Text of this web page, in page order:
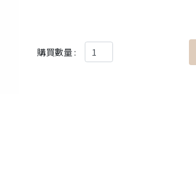
購買數量 :